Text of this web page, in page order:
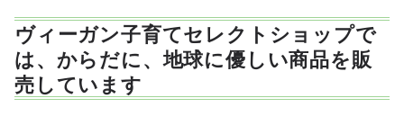
ヴィーガン子育てセレクトショップで
は、からだに、地球に優しい商品を販
売しています